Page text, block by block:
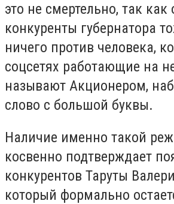
это не смертельно, так
конкуренты губернатора
ничего против человека,
соцсетях работающие на
называют Акционером,
слово с большой буквы.
Наличие именно такой
косвенно подтверждает
конкурентов Таруты
который формально